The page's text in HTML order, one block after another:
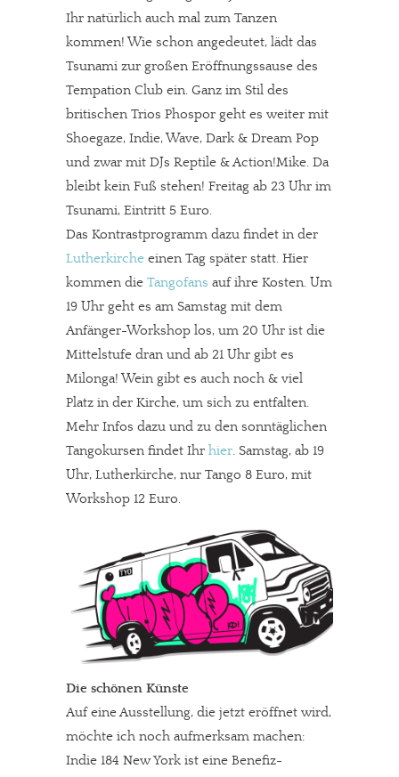
In eigener Sache
Dir gefällt unsere Arbeit?
Ihr natürlich auch mal zum Tanzen
kommen! Wie schon angedeutet, lädt das
Tsunami zur großen Eröffnungssause des
Tempation Club ein. Ganz im Stil des
britischen Trios Phospor geht es weiter mit
Shoegaze, Indie, Wave, Dark & Dream Pop
und zwar mit DJs Reptile & Action!Mike. Da
bleibt kein Fuß stehen! Freitag ab 23 Uhr im
Tsunami, Eintritt 5 Euro.
Das Kontrastprogramm dazu findet in der
Lutherkirche einen Tag später statt. Hier
kommen die Tangofans auf ihre Kosten. Um
19 Uhr geht es am Samstag mit dem
Anfänger-Workshop los, um 20 Uhr ist die
Mittelstufe dran und ab 21 Uhr gibt es
Milonga! Wein gibt es auch noch & viel
Platz in der Kirche, um sich zu entfalten.
Mehr Infos dazu und zu den sonntäglichen
Tangokursen findet Ihr hier. Samstag, ab 19
Uhr, Lutherkirche, nur Tango 8 Euro, mit
Workshop 12 Euro.
Die schönen Künste
Auf eine Ausstellung, die jetzt eröffnet wird,
möchte ich noch aufmerksam machen:
Indie 184 New York ist eine Benefiz-